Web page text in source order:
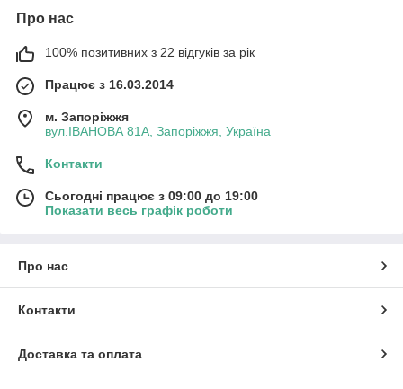
Про нас
100% позитивних з 22 відгуків за рік
Працює з 16.03.2014
м. Запоріжжя
вул.ІВАНОВА 81А, Запоріжжя, Україна
Контакти
Сьогодні працює з 09:00 до 19:00
Показати весь графік роботи
Про нас
Контакти
Доставка та оплата